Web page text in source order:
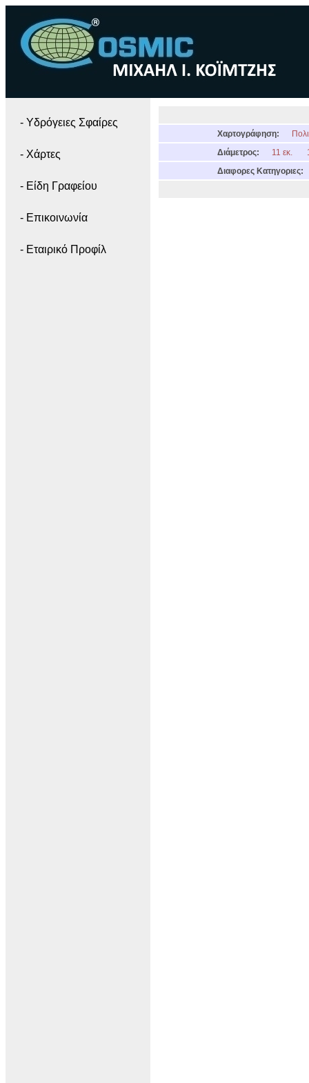
- Yδρόγειες Σφαίρες
- Χάρτες
- Είδη Γραφείου
- Επικοινωνία
- Εταιρικό Προφίλ
Χαρτογράφηση:
Διάμετρος:
11 εκ.
Διαφορες Κατηγοριες: